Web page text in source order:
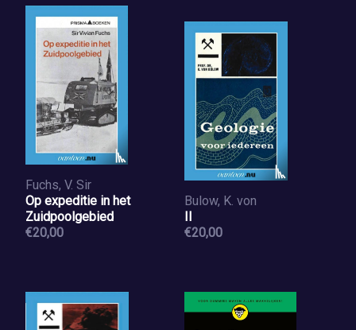
Fuchs, V. Sir
Op expeditie in het
Zuidpoolgebied
€20,00
Bulow, K. von
II
€20,00